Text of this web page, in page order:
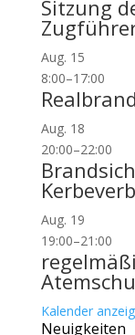
Sitzung
Aug. 15
8:00–17:00
Aug. 18
20:00–22:00
Aug. 19
19:00–21:00
Kalender
Neuigkeiten